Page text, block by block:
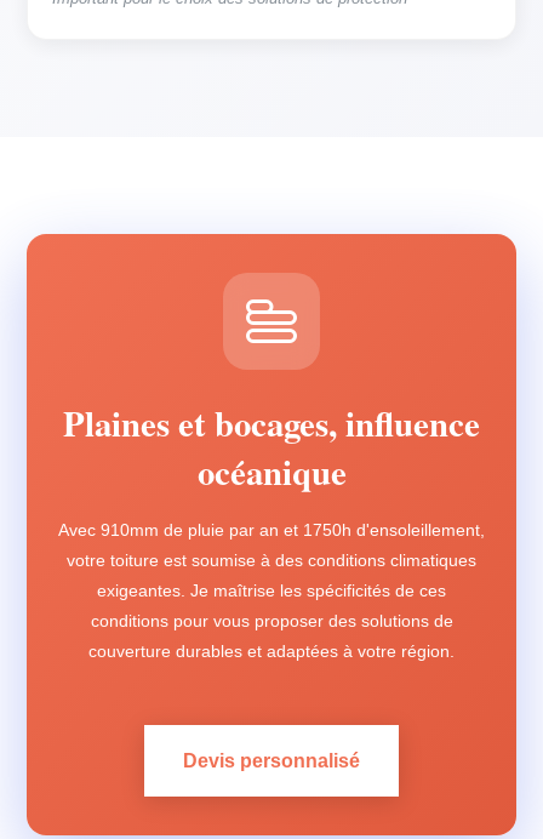
Plaines et bocages, influence
océanique
Avec 910mm de pluie par an et 1750h d'ensoleillement,
votre toiture est soumise à des conditions climatiques
exigeantes. Je maîtrise les spécificités de ces
conditions pour vous proposer des solutions de
couverture durables et adaptées à votre région.
Devis personnalisé